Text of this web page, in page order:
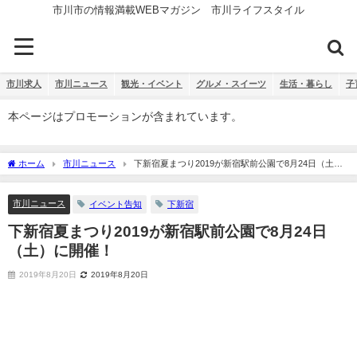
市川市の情報満載WEBマガジン 市川ライフスタイル
市川求人 市川ニュース 観光・イベント グルメ・スイーツ 生活・暮らし 子
本ページはプロモーションが含まれています。
ホーム 市川ニュース
下新宿夏まつり2019が新宿駅前公園で8月24日（土）
に開催！
市川ニュース イベント告知 下新宿
下新宿夏まつり2019が新宿駅前公園で8月24日
（土）に開催！
2019年8月20日 2019年8月20日